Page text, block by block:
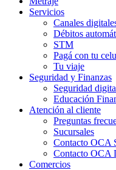
Servicios
Canales
Débitos
STM
Pagá con tu
Tu viaje
Seguridad y Finanzas
Seguridad
Educación
Atención al cliente
Preguntas
Sucursales
Contacto OCA
Contacto OCA
Comercios